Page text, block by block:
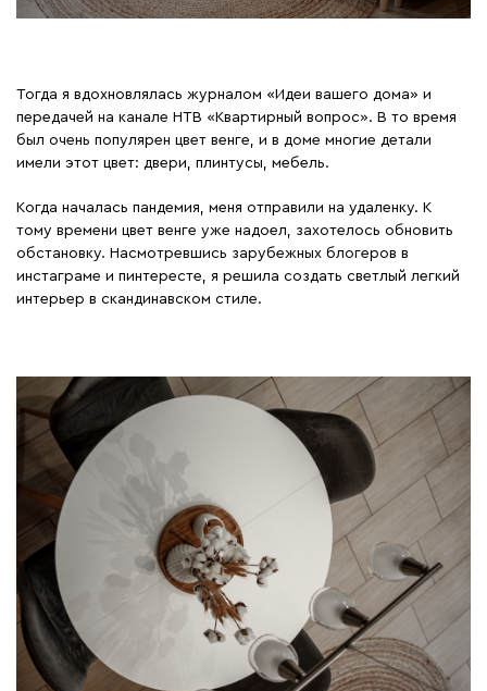
Тогда я вдохновлялась журналом «Идеи вашего дома» и
передачей на канале НТВ «Квартирный вопрос». В то время
был очень популярен цвет венге, и в доме многие детали
имели этот цвет: двери, плинтусы, мебель.
Когда началась пандемия, меня отправили на удаленку. К
тому времени цвет венге уже надоел, захотелось обновить
обстановку. Насмотревшись зарубежных блогеров в
инстаграме и пинтересте, я решила создать светлый легкий
интерьер в скандинавском стиле.